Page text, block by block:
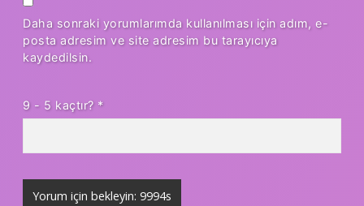
Daha sonraki yorumlarımda kullanılması için adım, e-
posta adresim ve site adresim bu tarayıcıya
kaydedilsin.
9 - 5 kaçtır? *